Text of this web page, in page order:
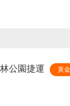
公園捷運 黃